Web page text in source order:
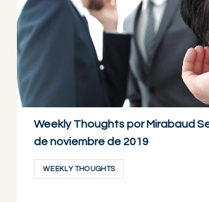
Weekly Thoughts por Mirabaud
de noviembre de 2019
WEEKLY THOUGHTS